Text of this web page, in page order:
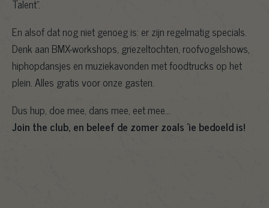
Talent".
En alsof dat nog niet genoeg is: er zijn regelmatig specials.
Denk aan BMX-workshops, griezeltochten, roofvogelshows,
hiphopdansjes en muziekavonden met foodtrucks op het
plein. Alles gratis voor onze gasten.
Dus hup, doe mee, dans mee, eet mee…
Join the club, en beleef de zomer zoals ‘ie bedoeld is!